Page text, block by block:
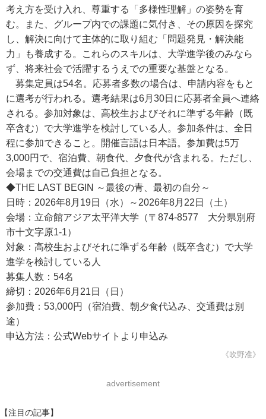
考え方を受け入れ、尊重する「多様性理解」の姿勢を育
む。また、グループ内での課題に気付き、その原因を探究
し、解決に向けて主体的に取り組む「問題発見・解決能
力」も養成する。これらのスキルは、大学進学後のみなら
ず、将来社会で活躍するうえでの重要な基盤となる。
募集定員は54名。応募者多数の場合は、申請内容をもと
に選考が行われる。選考結果は6月30日に応募者全員へ連絡
される。参加対象は、高校生およびそれに準ずる年齢（既
卒含む）で大学進学を検討している人。参加条件は、全日
程に参加できること。開催言語は日本語。参加費は5万
3,000円で、宿泊費、朝食代、夕食代が含まれる。ただし、
会場までの交通費は自己負担となる。
◆THE LAST BEGIN ～最後の青、最初の自分～
日時：2026年8月19日（水）～2026年8月22日（土）
会場：立命館アジア太平洋大学（〒874-8577 大分県別府
市十文字原1-1）
対象：高校生およびそれに準ずる年齢（既卒含む）で大学
進学を検討している人
募集人数：54名
締切：2026年6月21日（日）
参加費：53,000円（宿泊費、朝夕食代込み、交通費は別
途）
申込方法：公式Webサイトより申込み
《吹野准》
advertisement
【注目の記事】